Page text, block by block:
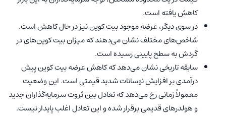
کاهش یافته است.
در سوی دیگر، عرضه موجود بیت کوین نیز در حال کاهش است.
شاخص‌های مختلف نشان می‌دهند که میزان بیت کوین‌های در
گردش به سطح پایینی رسیده است.
سابقه تاریخی نشان می‌دهد که کاهش عرضه بیت کوین پیش‌
درآمدی بر افزایش نوسانات شدید قیمتی است. این وضعیت
معمولاً زمانی رخ می‌دهد که تعادل بین ثروت سرمایه‌گذاران جدید
و هولدرهای قدیمی برقرار شده و این تعادل اغلب پایدار نیست.